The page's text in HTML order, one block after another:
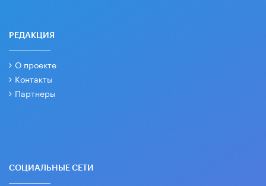
РЕДАКЦИЯ
О проекте
Контакты
Партнеры
СОЦИАЛЬНЫЕ СЕТИ